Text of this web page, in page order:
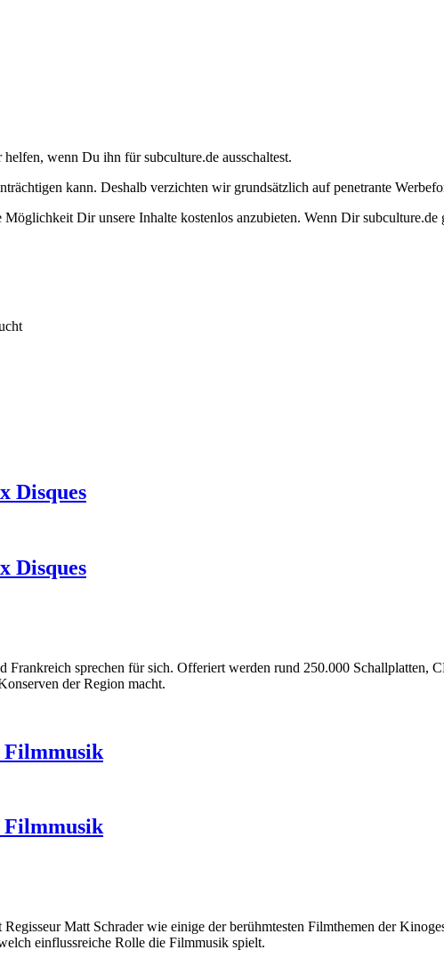
wenn Du ihn für subculture.de ausschaltest.
kann. Deshalb verzichten wir grundsätzlich auf penetrante
Dir unsere Inhalte kostenlos anzubieten. Wenn Dir
Disques
Disques
Frankreich sprechen für sich. Offeriert werden rund 250.000 Schallplatten,
der Region macht.
Filmmusik
Filmmusik
Matt Schrader wie einige der berühmtesten Filmthemen der
einflussreiche Rolle die Filmmusik spielt.